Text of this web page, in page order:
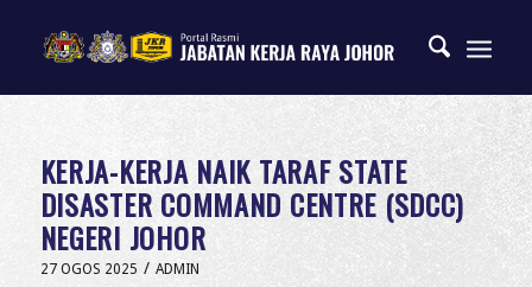
KERJA-KERJA NAIK TARAF STATE
DISASTER COMMAND CENTRE (SDCC)
NEGERI JOHOR
27 OGOS 2025 / ADMIN